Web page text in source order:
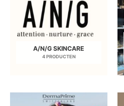
A/N/G SKINCARE
4 PRODUCTEN